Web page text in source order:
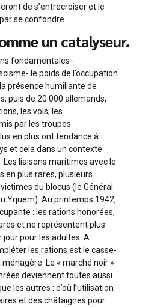
de s’entrecroiser et le
se confondre.
un catalyseur.
fondamentales -
le poids de l’occupation
présence humiliante de
puis de 20.000 allemands,
les vols, les
par les troupes
en plus ont tendance à
et cela dans un contexte
Les liaisons maritimes avec le
en plus rares, plusieurs
du blocus (le Général
Yquem). Au printemps 1942,
: les rations honorées,
et ne représentent plus
jour pour les adultes. A
les rations est le casse-
Le « marché noir »
deviennent toutes aussi
les autres : d’où l’utilisation
et des châtaignes pour